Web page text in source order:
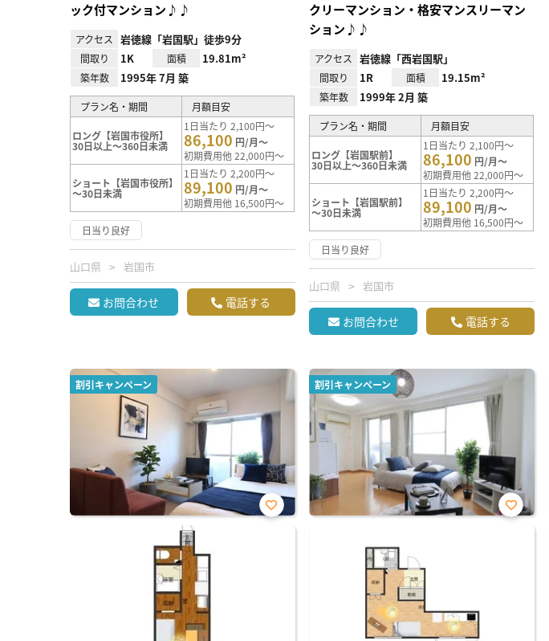
ック付マンション♪♪
アクセス 岩徳線「岩国駅」徒歩9分
間取り 1K 面積 19.81m²
築年数 1995年 7月 築
プラン名・期間 月額目安
ロング【岩国市役所】
30日以上～360日未満
1日当たり 2,100円～
86,100 円/月～
初期費用他 22,000円～
ショート【岩国市役所】
～30日未満
1日当たり 2,200円～
89,100 円/月～
初期費用他 16,500円～
日当り良好
山口県 岩国市
お問合わせ 電話する
クリーマンション・格安マンスリーマン
ション♪♪
アクセス 岩徳線「西岩国駅」
間取り 1R 面積 19.15m²
築年数 1999年 2月 築
プラン名・期間 月額目安
ロング【岩国駅前】
30日以上～360日未満
1日当たり 2,100円～
86,100 円/月～
初期費用他 22,000円～
ショート【岩国駅前】
～30日未満
1日当たり 2,200円～
89,100 円/月～
初期費用他 16,500円～
日当り良好
山口県 岩国市
お問合わせ 電話する
割引キャンペーン
お気
割引キャンペーン
お気